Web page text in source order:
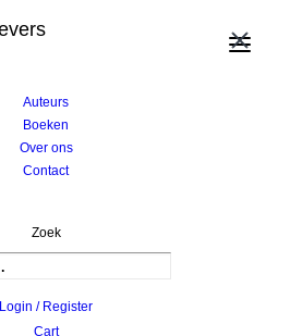
Auteurs
Boeken
Over ons
Contact
Zoek
Login / Register
Cart